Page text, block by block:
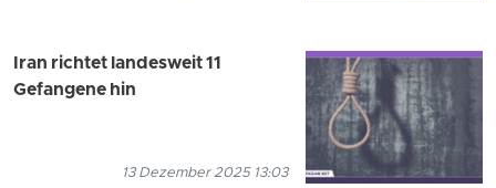
Iran richtet landesweit 11
Gefangene hin
13 Dezember 2025 13:03